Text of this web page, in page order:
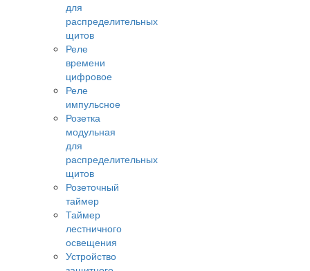
для
распределительных
щитов
Реле
времени
цифровое
Реле
импульсное
Розетка
модульная
для
распределительных
щитов
Розеточный
таймер
Таймер
лестничного
освещения
Устройство